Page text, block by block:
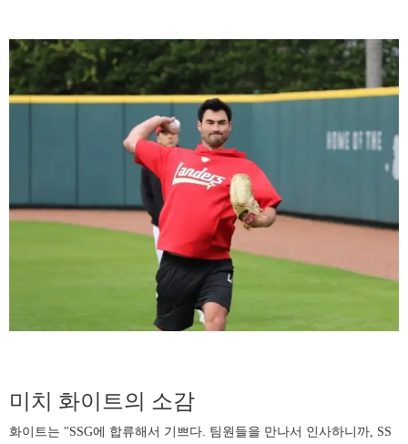
미치 화이트의 소감
화이트는 "SSG에 합류해서 기쁘다. 팀원들을 만나서 인사하니까, SS